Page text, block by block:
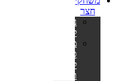
חצר
נדנדות
לחצר
מתקני
סל
לחצר
ולבריכה